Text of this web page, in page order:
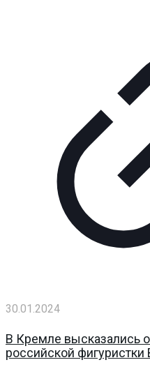
30.01.2024
В Кремле высказались
российской фигуристки